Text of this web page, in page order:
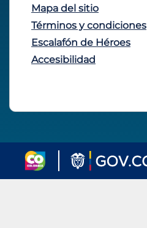
Mapa del sitio
Términos y condiciones
Escalafón de Héroes
Accesibilidad